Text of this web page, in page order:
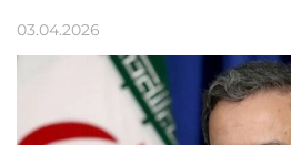
03.04.2026